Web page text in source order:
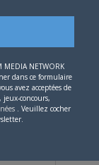
NETWORK
dans ce formulaire
avez acceptées de
jeux-concours,
. Veuillez cocher